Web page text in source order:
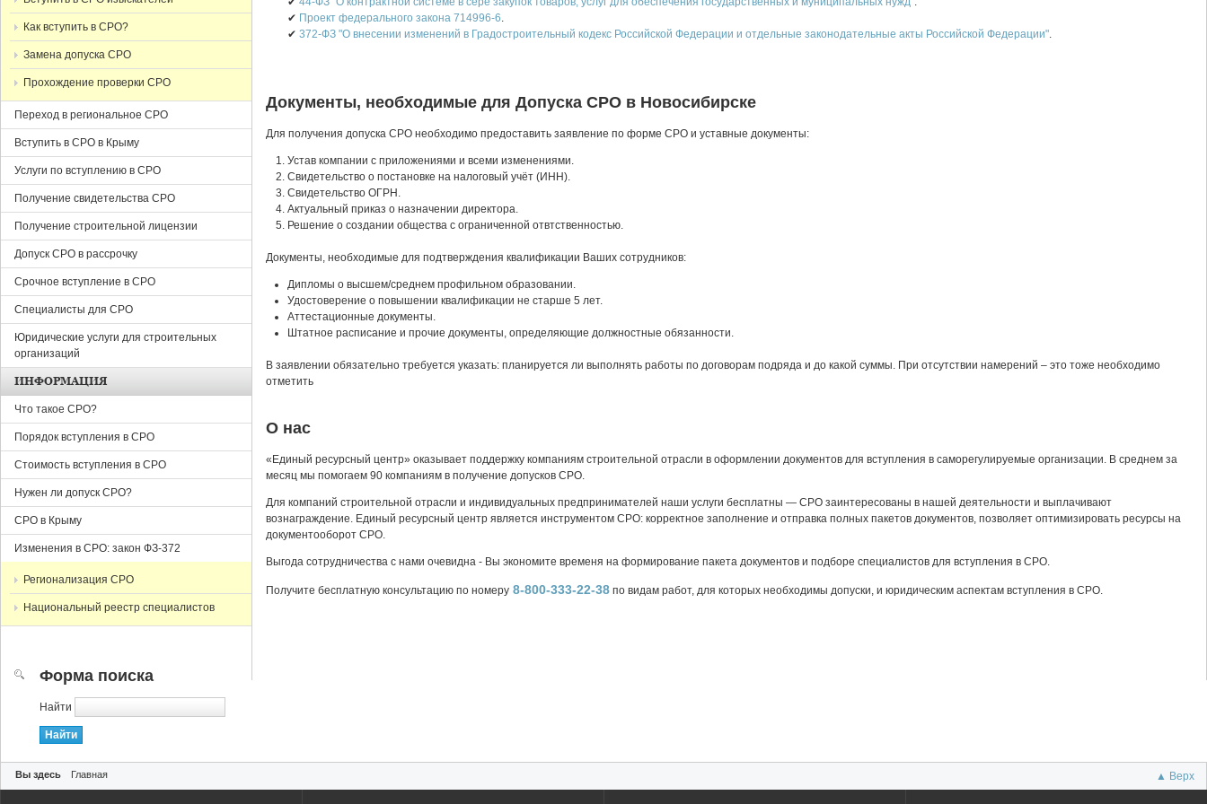
✔ Проект федерального закона 714996-6.
✔372-ФЗ "О внесении изменений в Градостроительный кодекс Российской Федерации и отдельные законодательные акты Российской Федерации".
Документы, необходимые для Допуска СРО в Новосибирске
Для получения допуска СРО необходимо предоставить заявление по форме СРО и уставные документы:
Устав компании с приложениями и всеми изменениями.
Cвидетельство о постановке на налоговый учёт (ИНН).
Cвидетельство ОГРН.
Актуальный приказ о назначении директора.
Решение о создании общества с ограниченной отвтственностью.
Документы, необходимые для подтверждения квалификации Ваших сотрудников:
Дипломы о высшем/среднем профильном образовании.
Удостоверение о повышении квалификации не старше 5 лет.
Аттестационные документы.
Штатное расписание и прочие документы, определяющие должностные обязанности.
В заявлении обязательно требуется указать: планируется ли выполнять работы по договорам подряда и до какой суммы. При отсутствии намерений – это тоже необходимо
отметить
О нас
«Единый ресурсный центр» оказывает поддержку компаниям строительной отрасли в оформлении документов для вступления в саморегулируемые организации. В среднем за
месяц мы помогаем 90 компаниям в получение допусков СРО.
Для компаний строительной отрасли и индивидуальных предпринимателей наши услуги бесплатны — СРО заинтересованы в нашей деятельности и выплачивают
вознаграждение. Единый ресурсный центр является инструментом СРО: корректное заполнение и отправка полных пакетов документов, позволяет оптимизировать ресурсы на
документооборот СРО.
Выгода сотрудничества с нами очевидна - Вы экономите временя на формирование пакета документов и подборе специалистов для вступления в СРО.
Получите бесплатную консультацию по номеру 8-800-333-22-38 по видам работ, для которых необходимы допуски, и юридическим аспектам вступления в СРО.
Как вступить в СРО?
Замена допуска СРО
Прохождение проверки СРО
Переход в региональное СРО
Вступить в СРО в Крыму
Услуги по вступлению в СРО
Получение свидетельства СРО
Получение строительной лицензии
Допуск СРО в рассрочку
Срочное вступление в СРО
Специалисты для СРО
Юридические услуги для строительных
организаций
ИНФОРМАЦИЯ
Что такое СРО?
Порядок вступления в СРО
Стоимость вступления в СРО
Нужен ли допуск СРО?
СРО в Крыму
Изменения в СРО: закон ФЗ-372
Регионализация СРО
Национальный реестр специалистов
Форма поиска
Найти
Вы здесь Главная ▲ Верх